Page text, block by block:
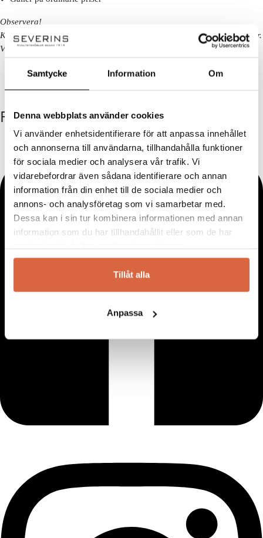
Samtycke Information Om
Denna webbplats använder cookies
Vi använder enhetsidentifierare för att anpassa innehållet
och annonserna till användarna, tillhandahålla funktioner
för sociala medier och analysera vår trafik. Vi
vidarebefordrar även sådana identifierare och annan
information från din enhet till de sociala medier och
annons- och analysföretag som vi samarbetar med.
Dessa kan i sin tur kombinera informationen med annan
information som du har tillhandahållit eller som de har
Tillåt alla
Anpassa
Observera!
Kan ej kombineras med andra erbjudanden eller redan nedsatta priser.
Vissa kategorier och varumärken är exkluderade. Se alla villkorhär!
FÖLJ OSS